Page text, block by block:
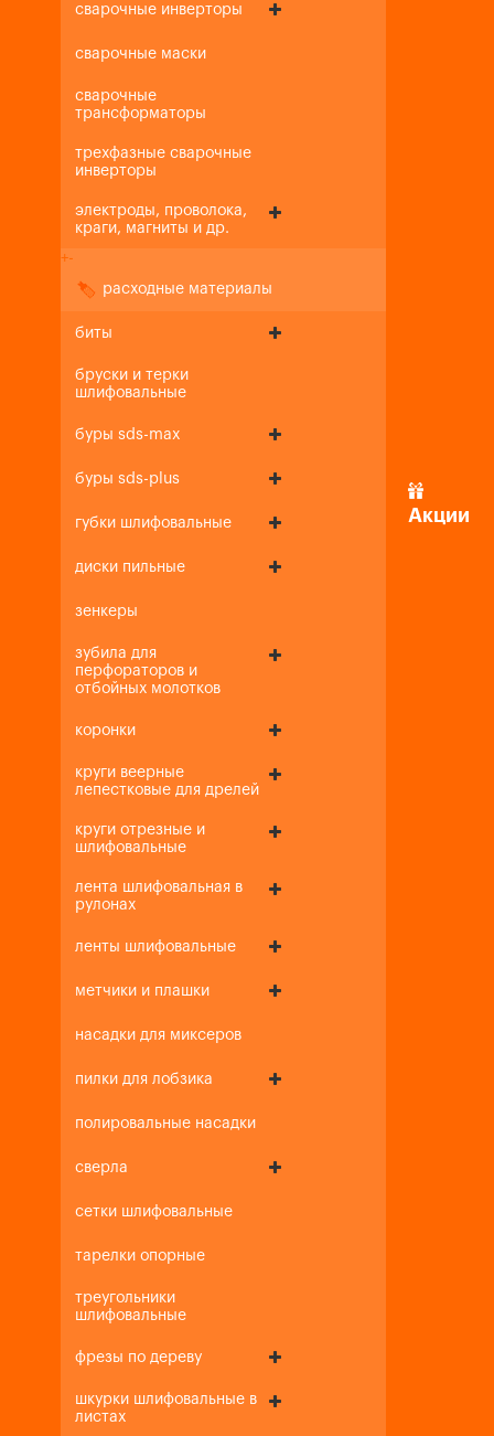
сварочные инверторы
сварочные маски
сварочные
трансформаторы
трехфазные сварочные
инверторы
электроды, проволока,
краги, магниты и др.
+-
расходные материалы
биты
бруски и терки
шлифовальные
буры sds-max
буры sds-plus
губки шлифовальные
диски пильные
зенкеры
зубила для
перфораторов и
отбойных молотков
коронки
круги веерные
лепестковые для дрелей
круги отрезные и
шлифовальные
лента шлифовальная в
рулонах
ленты шлифовальные
метчики и плашки
насадки для миксеров
пилки для лобзика
полировальные насадки
сверла
сетки шлифовальные
тарелки опорные
треугольники
шлифовальные
фрезы по дереву
шкурки шлифовальные в
листах
Акции